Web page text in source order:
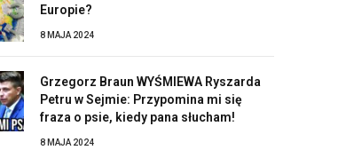
Europie?
8 MAJA 2024
Grzegorz Braun WYŚMIEWA Ryszarda
Petru w Sejmie: Przypomina mi się
fraza o psie, kiedy pana słucham!
8 MAJA 2024